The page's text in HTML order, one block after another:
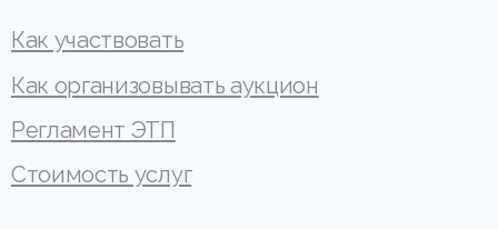
Как участвовать
Как организовывать аукцион
Регламент ЭТП
Стоимость услуг